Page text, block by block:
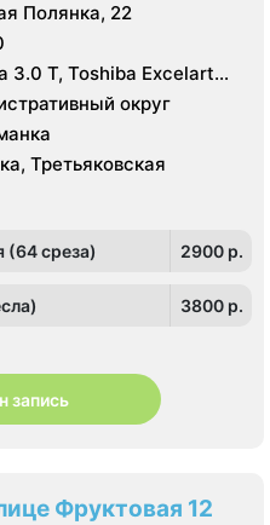
Полянка, 22
3.0 Т, Toshiba Excelart
CT 64 среза, Philips
HD15
округ
Третьяковская
среза) 2900 p.
3800 p.
запись
Фруктовая 12